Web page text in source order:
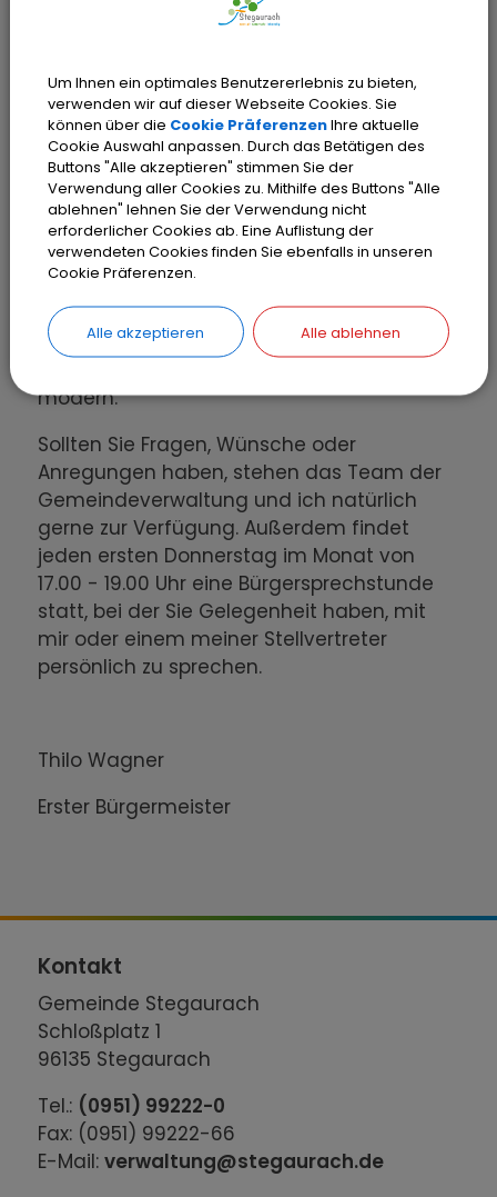
Rande der Weltkulturerbestadt Bamberg
10 Ortsteilen finden bei uns alles, was für
den Lebensbedarf notwendig ist. Die gute
Stadtbusverbindung eröffnet weitere
Möglichkeiten. Das vielfältige Angebot
unserer Vereine, Institutionen (mit allen
wichtigen Einrichtungen, insbesondere
auch für Kinder, Jugendliche und
Senioren) und Kirchen stärkt das
Stegaurach:
modern.
Sollten Sie Fragen, Wünsche oder
Anregungen haben, stehen das Team der
Gemeindeverwaltung und ich natürlich
gerne zur Verfügung. Außerdem findet
jeden ersten Donnerstag im Monat von
17.00 - 19.00 Uhr eine Bürgersprechstunde
statt, bei der Sie Gelegenheit haben, mit
mir oder einem meiner Stellvertreter
persönlich zu sprechen.
Thilo Wagner
Erster Bürgermeister
Kontakt
Gemeinde Stegaurach
Schloßplatz 1
96135 Stegaurach
Tel.: (0951) 99222-0
Fax: (0951) 99222-66
E-Mail:verwaltung@stegaurach.de
Um Ihnen ein optimales Benutzererlebnis zu bieten,
verwenden wir auf dieser Webseite Cookies. Sie
können über die Cookie PräferenzenIhre aktuelle
Cookie Auswahl anpassen. Durch das Betätigen des
Buttons "Alle akzeptieren" stimmen Sie der
Verwendung aller Cookies zu. Mithilfe des Buttons "Alle
ablehnen" lehnen Sie der Verwendung nicht
erforderlicher Cookies ab. Eine Auflistung der
verwendeten Cookies finden Sie ebenfalls in unseren
Cookie Präferenzen.
Alle akzeptieren Alle ablehnen